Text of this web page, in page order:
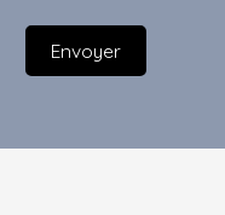
Envoyer